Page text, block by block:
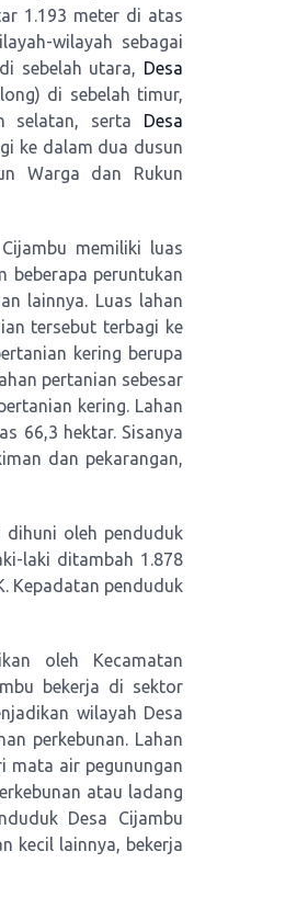
1.193 meter di atas
wilayah sebagai
sebelah utara, Desa
di sebelah timur,
selatan, serta Desa
ke dalam dua dusun
Warga dan Rukun
memiliki luas
beberapa peruntukan
lainnya. Luas lahan
tersebut terbagi ke
kering berupa
pertanian sebesar
kering. Lahan
66,3 hektar. Sisanya
dan pekarangan,
dihuni oleh penduduk
laki ditambah 1.878
Kepadatan penduduk
oleh Kecamatan
bekerja di sektor
wilayah Desa
perkebunan. Lahan
mata air pegunungan
atau ladang
Desa Cijambu
kecil lainnya, bekerja